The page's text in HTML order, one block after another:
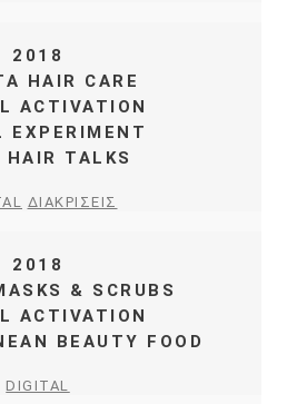
2018
HAIR CARE
ACTIVATION
EXPERIMENT
HAIR TALKS
ΔΙΑΚΡΙΣΕΙΣ
2018
& SCRUBS
ACTIVATION
BEAUTY FOOD
DIGITAL